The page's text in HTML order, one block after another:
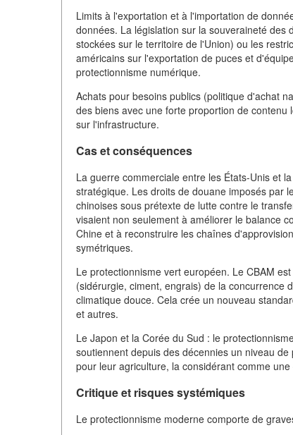
Limits à l'exportation et à l'importation de
données. La législation sur la souveraineté
stockées sur le territoire de l'Union) ou les
américains sur l'exportation de puces et
protectionnisme numérique.
Achats pour besoins publics (politique d'achat
des biens avec une forte proportion de
sur l'infrastructure.
Cas et conséquences
La guerre commerciale entre les États-Unis et
stratégique. Les droits de douane imposés par
chinoises sous prétexte de lutte contre le
visaient non seulement à améliorer le balance
Chine et à reconstruire les chaînes
symétriques.
Le protectionnisme vert européen. Le CBAM
(sidérurgie, ciment, engrais) de la concurrence
climatique douce. Cela crée un nouveau
et autres.
Le Japon et la Corée du Sud : le
soutiennent depuis des décennies un niveau
pour leur agriculture, la considérant comme
Critique et risques systémiques
Le protectionnisme moderne comporte de